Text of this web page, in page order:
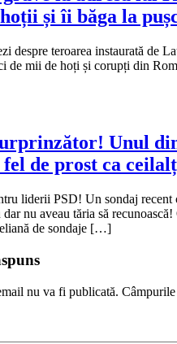
și îi băga la
despre teroarea instaurată de
de mii de hoți și corupți din
Unul
fel de prost ca
liderii PSD! Un sondaj recent
nu aveau tăria să
de sondaje […]
nu va fi publicată.